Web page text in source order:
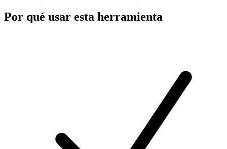
Por qué usar esta herramienta